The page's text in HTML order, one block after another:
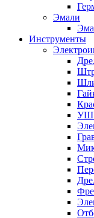
Эмали
Инструменты